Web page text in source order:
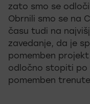
zato smo se
Obrnili smo se na
času tudi na
zavedanje, da je
pomemben
odločno stopiti po
pomemben